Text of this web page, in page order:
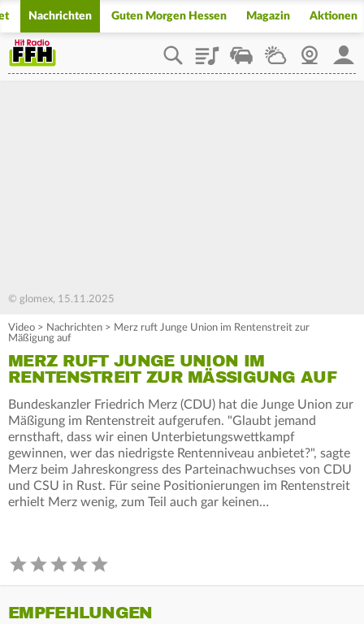
Nachrichten Guten Morgen Hessen Magazin Aktionen
PlaylistStaupilotWetterWebcam
© glomex, 15.11.2025
Video > Nachrichten > Merz ruft Junge Union im Rentenstreit zur
Mäßigung auf
MERZ RUFT JUNGE UNION IM
RENTENSTREIT ZUR MÄSSIGUNG AUF
Bundeskanzler Friedrich Merz (CDU) hat die Junge Union zur
Mäßigung im Rentenstreit aufgerufen. "Glaubt jemand
ernsthaft, dass wir einen Unterbietungswettkampf
gewinnen, wer das niedrigste Rentenniveau anbietet?", sagte
Merz beim Jahreskongress des Parteinachwuchses von CDU
und CSU in Rust. Für seine Positionierungen im Rentenstreit
erhielt Merz wenig, zum Teil auch gar keinen…
EMPFEHLUNGEN